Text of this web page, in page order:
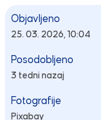
Objavljeno
25. 03. 2026, 10:04
Posodobljeno
3 tedni nazaj
Fotografije
Pixabay